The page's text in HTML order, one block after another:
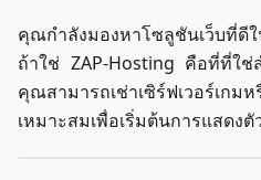
คุณกำลังมองหาโซลูชันเว็บที่ดี
ถ้าใช่ ZAP-Hosting คือที่ที่ใ
คุณสามารถเช่าเซิร์ฟเวอร์เก
เหมาะสมเพื่อเริ่มต้นการแสดง